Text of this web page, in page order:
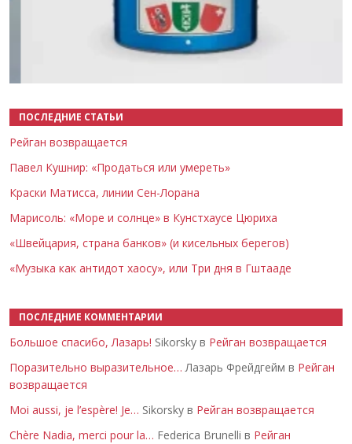
ПОСЛЕДНИЕ СТАТЬИ
Рейган возвращается
Павел Кушнир: «Продаться или умереть»
Краски Матисса, линии Сен-Лорана
Марисоль: «Море и солнце» в Кунстхаусе Цюриха
«Швейцария, страна банков» (и кисельных берегов)
«Музыка как антидот хаосу», или Три дня в Гштааде
ПОСЛЕДНИЕ КОММЕНТАРИИ
Большое спасибо, Лазарь! Sikorsky в Рейган возвращается
Поразительно выразительное… Лазарь Фрейдгейм в Рейган
возвращается
Moi aussi, je l’espère! Je… Sikorsky в Рейган возвращается
Chère Nadia, merci pour la… Federica Brunelli в Рейган